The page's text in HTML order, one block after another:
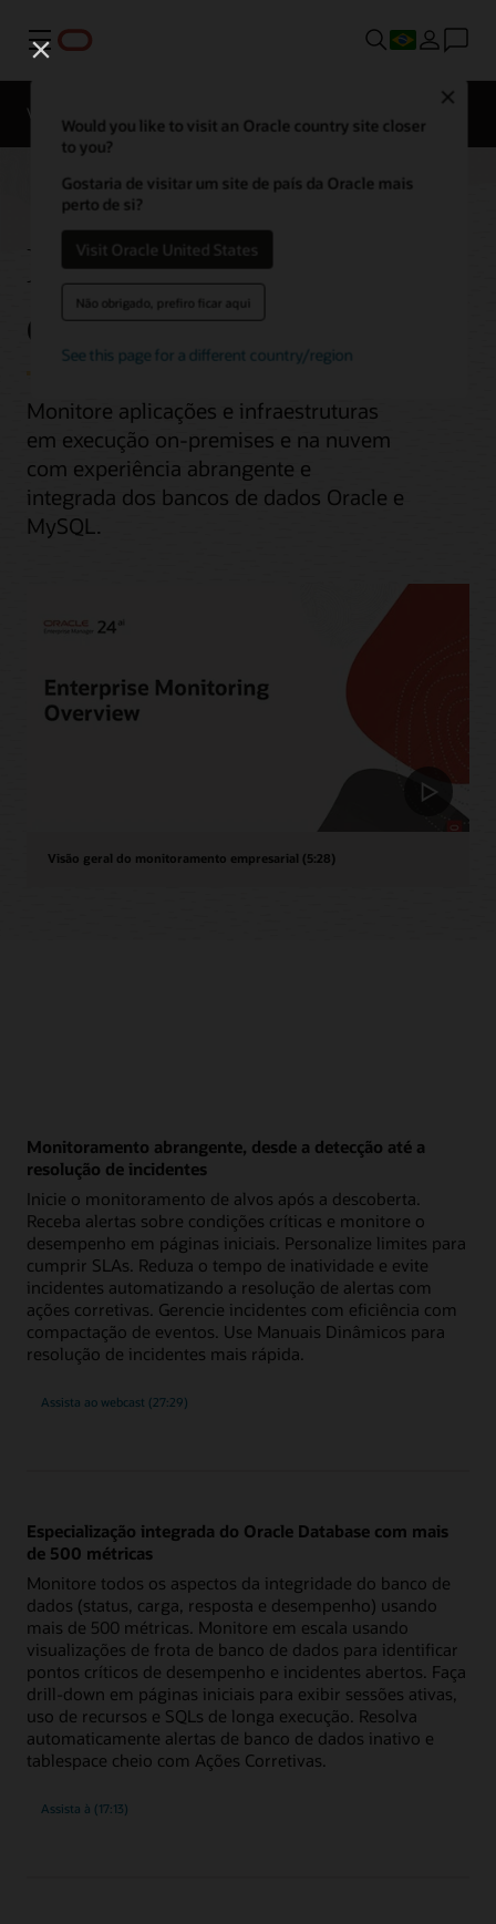
Menu
Would you like to visit an Oracle country site closer
to you?
Gostaria de visitar um site de país da Oracle mais
perto de si?
Visit Oracle United States
Não obrigado, prefiro ficar aqui
See this page for a different country/region
Visão geral
Monitoramento
empresarial
Monitore aplicações e infraestruturas
em execução on-premises e na nuvem
com experiência abrangente e
integrada dos bancos de dados Oracle e
MySQL.
Visão geral do monitoramento empresarial (5:28)
Monitoramento abrangente, desde a detecção até a
resolução de incidentes
Inicie o monitoramento de alvos após a descoberta.
Receba alertas sobre condições críticas e monitore o
desempenho em páginas iniciais. Personalize limites para
cumprir SLAs. Reduza o tempo de inatividade e evite
incidentes automatizando a resolução de alertas com
ações corretivas. Gerencie incidentes com eficiência com
compactação de eventos. Use Manuais Dinâmicos para
resolução de incidentes mais rápida.
Assista ao webcast
abrangente
(27:29)
Especialização integrada do Oracle Database com mais
de 500 métricas
Monitore todos os aspectos da integridade do banco de
dados (status, carga, resposta e desempenho) usando
mais de 500 métricas. Monitore em escala usando
visualizações de frota de banco de dados para identificar
pontos críticos de desempenho e incidentes abertos. Faça
drill-down em páginas iniciais para exibir sessões ativas,
uso de recursos e SQLs de longa execução. Resolva
automaticamente alertas de banco de dados inativo e
tablespace cheio com Ações Corretivas.
Assista à
geral
(17:13)